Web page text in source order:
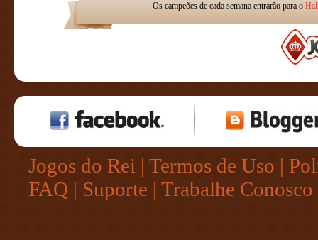
Os campeões de cada semana entrarão para o
Jogos do Rei | Termos de Uso |
FAQ | Suporte | Trabalhe Conosco